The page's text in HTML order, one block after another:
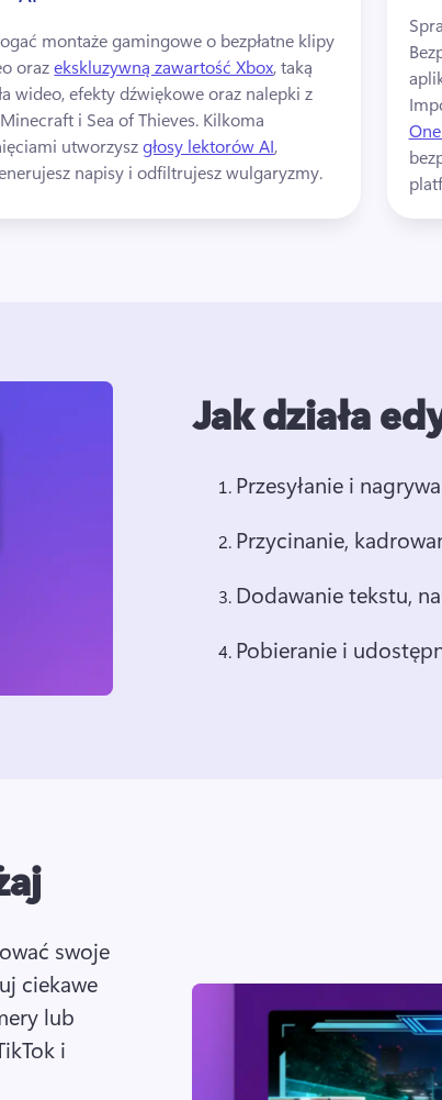
montaże gamingowe o bezpłatne klipy
oraz ekskluzywną zawartość Xbox, taką
wideo, efekty dźwiękowe oraz nalepki z
i Sea of Thieves. Kilkoma
utworzysz głosy lektorów AI,
napisy i odfiltrujesz wulgaryzmy.
Jak działa
Przesyłanie i
Przycinanie,
Dodawanie tekstu,
Pobieranie i
swoje
ciekawe
lub
i